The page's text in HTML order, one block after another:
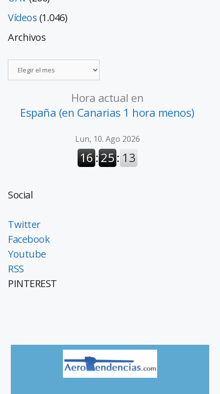
Vídeos (1.046)
Archivos
Hora actual en
España (en Canarias 1 hora menos)
Social
Twitter
Facebook
Youtube
RSS
PINTEREST